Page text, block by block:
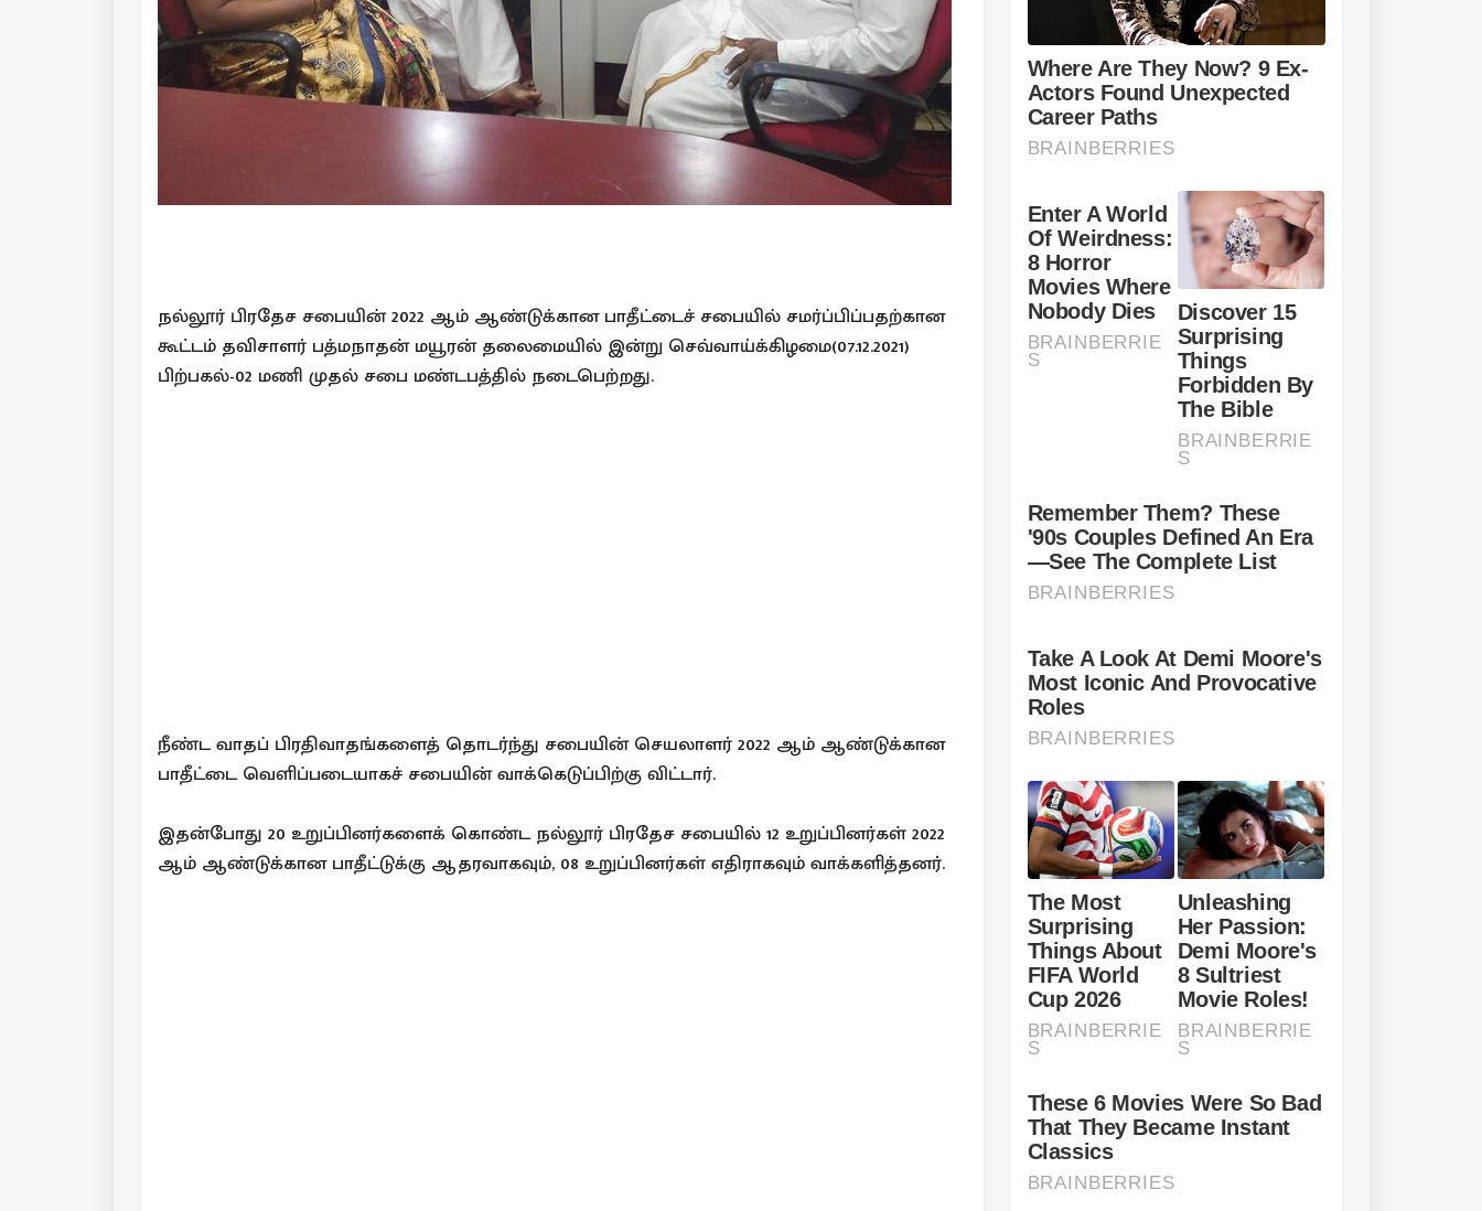
நல்லூர் பிரதேச சபையின் 2022 ஆம் ஆண்டுக்கான பாதீட்டைச் சபையில் சமர்ப்பிப்பதற்கான
கூட்டம் தவிசாளர் பத்மநாதன் மயூரன் தலைமையில் இன்று செவ்வாய்க்கிழமை(07.12.2021)
பிற்பகல்-02 மணி முதல் சபை மண்டபத்தில் நடைபெற்றது.
நீண்ட வாதப் பிரதிவாதங்களைத் தொடர்ந்து சபையின் செயலாளர் 2022 ஆம் ஆண்டுக்கான
பாதீட்டை வெளிப்படையாகச் சபையின் வாக்கெடுப்பிற்கு விட்டார்.
இதன்போது 20 உறுப்பினர்களைக் கொண்ட நல்லூர் பிரதேச சபையில் 12 உறுப்பினர்கள் 2022
ஆம் ஆண்டுக்கான பாதீட்டுக்கு ஆதரவாகவும், 08 உறுப்பினர்கள் எதிராகவும் வாக்களித்தனர்.